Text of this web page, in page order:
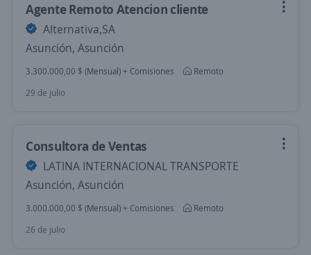
Agente Remoto Atencion cliente
Alternativa,SA
Asunción, Asunción
3.300.000,00 $ (Mensual) + Comisiones
Remoto
29 de julio
Consultora de Ventas
LATINA INTERNACIONAL TRANSPORTE
Asunción, Asunción
3.000.000,00 $ (Mensual) + Comisiones
Remoto
26 de julio